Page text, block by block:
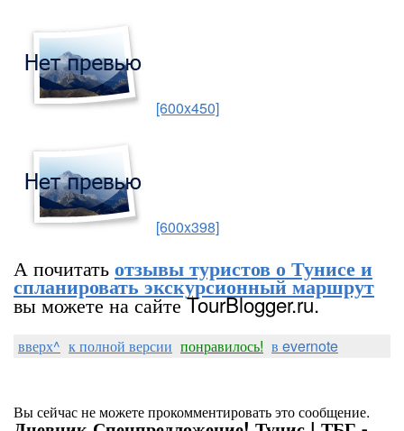
[600x450]
[600x398]
А почитатьотзывы туристов о Тунисе и
спланировать экскурсионный маршрут
вы можете на сайте TourBlogger.ru.
вверх^ к полной версии понравилось! в evernote
Вы сейчас не можете прокомментировать это сообщение.